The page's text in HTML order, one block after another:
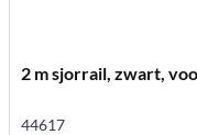
2 m sjorrail, zwart,
44617